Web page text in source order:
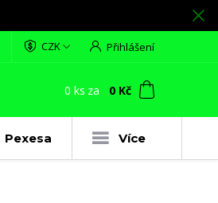
CZK Přihlášení
0 ks za 0 Kč
Pexesa Více